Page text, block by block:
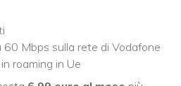
60 Mbps sulla rete di Vodafone
roaming in Ue